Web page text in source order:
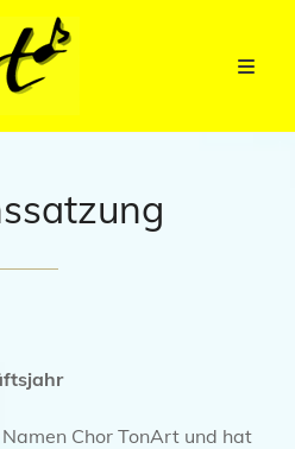
Chor TonArt und hat